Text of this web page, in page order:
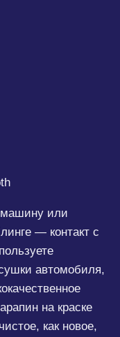
машину или
— контакт с
автомобиля,
на краске
как новое,